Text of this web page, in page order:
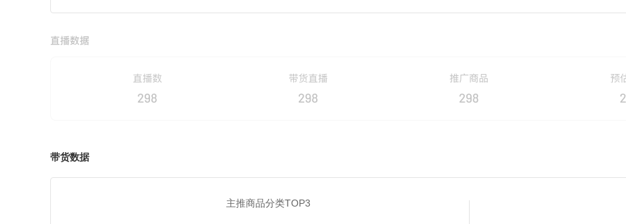
带货数据
主推商品分类TOP3